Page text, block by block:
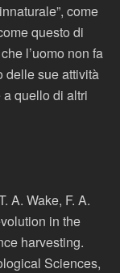
come
questo di
l’uomo non fa
delle sue attività
quello di altri
A. Wake, F. A.
in the
harvesting.
Sciences,